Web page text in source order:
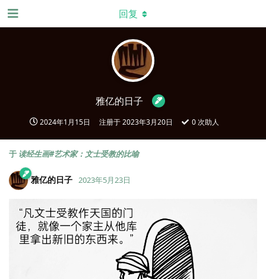
雅亿的日子
2024年1月15日 注册于2023年3月20日 0次助人
回复
于 读经生画#艺术家：文士受教的比喻
雅亿的日子 2023年5月23日